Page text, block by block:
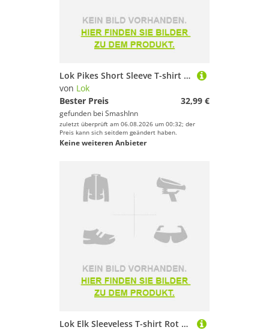
Lok Pikes Short Sleeve T-shirt Schwarz M Mann
von Lok
Bester Preis
32,99 €
gefunden bei SmashInn
zuletzt überprüft am 06.08.2026 um 00:32; der
Preis kann sich seitdem geändert haben.
Keine weiteren Anbieter
Lok Elk Sleeveless T-shirt Rot S Frau